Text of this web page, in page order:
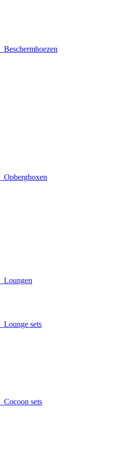
Beschermhoezen
Opbergboxen
Loungen
Lounge sets
Cocoon sets